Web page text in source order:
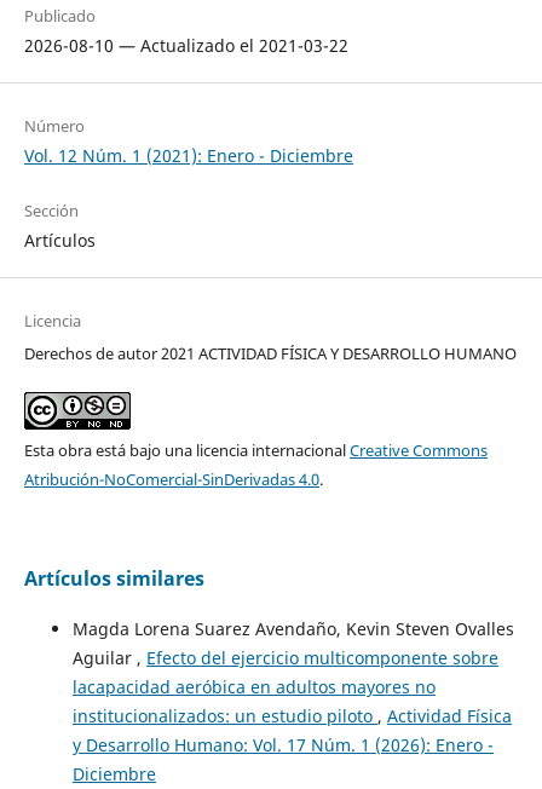
Publicado
2026-08-10 — Actualizado el 2021-03-22
Número
Vol. 12 Núm. 1 (2021): Enero - Diciembre
Sección
Artículos
Licencia
Derechos de autor 2021 ACTIVIDAD FÍSICA Y DESARROLLO HUMANO
Esta obra está bajo una licencia internacionalCreative Commons
Atribución-NoComercial-SinDerivadas 4.0.
Artículos similares
Magda Lorena Suarez Avendaño, Kevin Steven Ovalles
Aguilar , Efecto del ejercicio multicomponente sobre
lacapacidad aeróbica en adultos mayores no
institucionalizados: un estudio piloto , Actividad Física
y Desarrollo Humano: Vol. 17 Núm. 1 (2026): Enero -
Diciembre